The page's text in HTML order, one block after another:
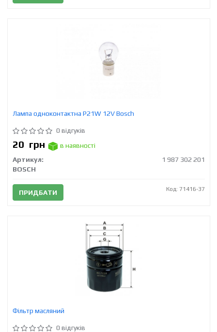
Лампа одноконтактна P21W 12V Bosch
0 відгуків
20 грн
в наявності
Артикул:
1 987 302 201
BOSCH
ПРИДБАТИ Код: 71416-37
Фільтр масляний
0 відгуків